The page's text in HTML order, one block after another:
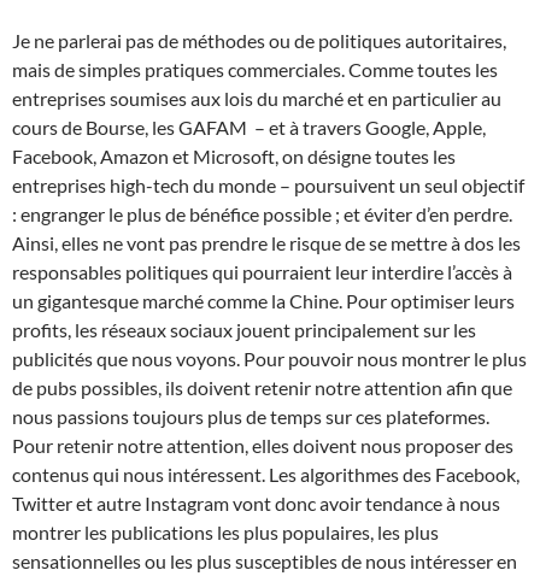
Je ne parlerai pas de méthodes ou de politiques autoritaires,
mais de simples pratiques commerciales. Comme toutes les
entreprises soumises aux lois du marché et en particulier au
cours de Bourse, les GAFAM – et à travers Google, Apple,
Facebook, Amazon et Microsoft, on désigne toutes les
entreprises high-tech du monde – poursuivent un seul objectif
: engranger le plus de bénéfice possible ; et éviter d’en perdre.
Ainsi, elles ne vont pas prendre le risque de se mettre à dos les
responsables politiques qui pourraient leur interdire l’accès à
un gigantesque marché comme la Chine. Pour optimiser leurs
profits, les réseaux sociaux jouent principalement sur les
publicités que nous voyons. Pour pouvoir nous montrer le plus
de pubs possibles, ils doivent retenir notre attention afin que
nous passions toujours plus de temps sur ces plateformes.
Pour retenir notre attention, elles doivent nous proposer des
contenus qui nous intéressent. Les algorithmes des Facebook,
Twitter et autre Instagram vont donc avoir tendance à nous
montrer les publications les plus populaires, les plus
sensationnelles ou les plus susceptibles de nous intéresser en